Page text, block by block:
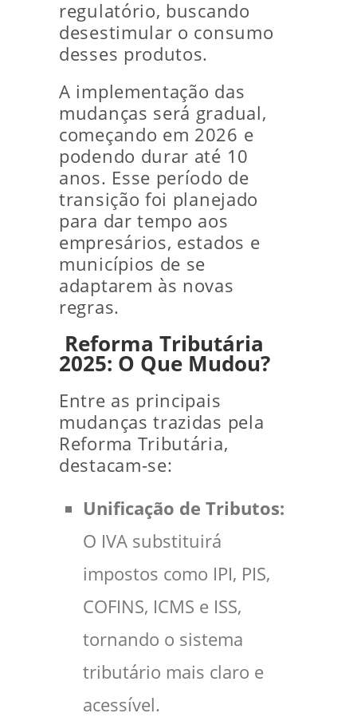
regulatório, buscando
desestimular o consumo
desses produtos.
A implementação das
mudanças será gradual,
começando em 2026 e
podendo durar até 10
anos. Esse período de
transição foi planejado
para dar tempo aos
empresários, estados e
municípios de se
adaptarem às novas
regras.
Reforma Tributária
2025: O Que Mudou?
Entre as principais
mudanças trazidas pela
Reforma Tributária,
destacam-se:
Unificação de Tributos:
O IVA substituirá
impostos como IPI, PIS,
COFINS, ICMS e ISS,
tornando o sistema
tributário mais claro e
acessível.